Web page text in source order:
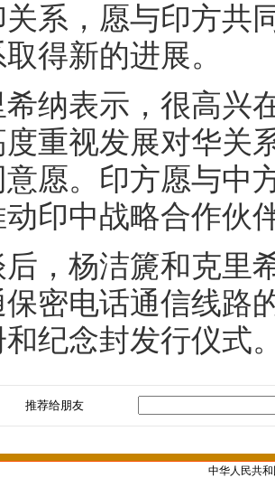
系，愿与印方共
得新的进展。
表示，很高兴在
度重视发展对华关
愿。印方愿与中
印中战略合作伙
杨洁篪和克里希
密电话通信线路
纪念封发行仪式
推荐给朋友
中华人民共